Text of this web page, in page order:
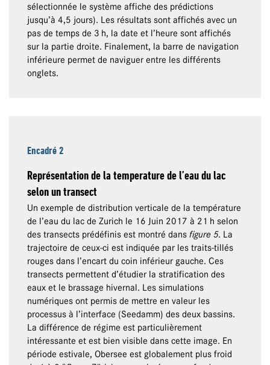
sélectionnée le système affiche des prédictions
jusqu’à 4,5 jours). Les résultats sont affichés avec un
pas de temps de 3 h, la date et l’heure sont affichés
sur la partie droite. Finalement, la barre de navigation
inférieure permet de naviguer entre les différents
onglets.
Encadré 2
Représentation de la temperature de l’eau du lac
selon un transect
Un exemple de distribution verticale de la température
de l’eau du lac de Zurich le 16 Juin 2017 à 21 h selon
des transects prédéfinis est montré dans figure 5. La
trajectoire de ceux-ci est indiquée par les traits-tillés
rouges dans l’encart du coin inférieur gauche. Ces
transects permettent d’étudier la stratification des
eaux et le brassage hivernal. Les simulations
numériques ont permis de mettre en valeur les
processus à l’interface (Seedamm) des deux bassins.
La différence de régime est particulièrement
intéressante et est bien visible dans cette image. En
période estivale, Obersee est globalement plus froid